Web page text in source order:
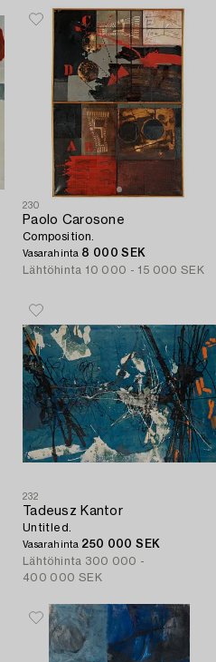
230
Paolo Carosone
Composition.
Vasarahinta 8 000 SEK
Lähtöhinta 10 000 - 15 000 SEK
232
Tadeusz Kantor
Untitled.
Vasarahinta 250 000 SEK
Lähtöhinta 300 000 -
400 000 SEK